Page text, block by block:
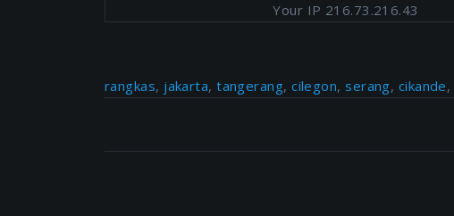
Your IP 216.73.216.43
rangkas, jakarta,tangerang,cilegon,serang, cikande,